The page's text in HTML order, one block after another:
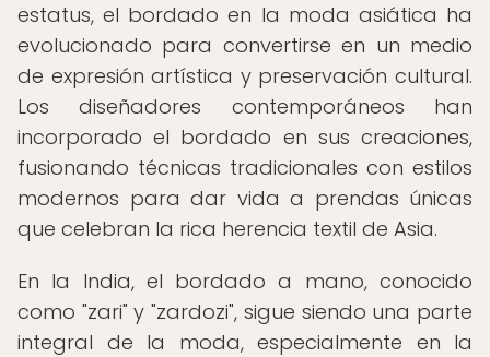
estatus, el bordado en la moda asiática ha
evolucionado para convertirse en un medio
de expresión artística y preservación cultural.
Los diseñadores contemporáneos han
incorporado el bordado en sus creaciones,
fusionando técnicas tradicionales con estilos
modernos para dar vida a prendas únicas
que celebran la rica herencia textil de Asia.
En la India, el bordado a mano, conocido
como "zari" y "zardozi", sigue siendo una parte
integral de la moda, especialmente en la